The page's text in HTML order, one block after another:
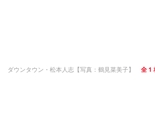
ダウンタウン・松本人志【写真：鶴見菜美子】 全 1